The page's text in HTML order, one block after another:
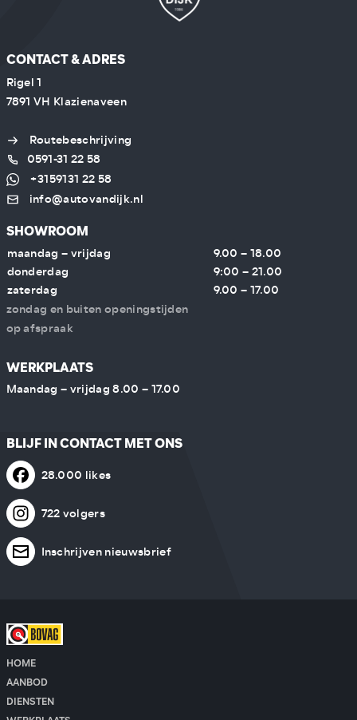
CONTACT & ADRES
Rigel 1
7891 VH Klazienaveen
Routebeschrijving
0591-31 22 58
+3159131 22 58
info@autovandijk.nl
SHOWROOM
maandag – vrijdag
9.00 – 18.00
donderdag
9:00 – 21.00
zaterdag
9.00 – 17.00
zondag en buiten openingstijden
op afspraak
WERKPLAATS
Maandag – vrijdag 8.00 – 17.00
BLIJF IN CONTACT MET ONS
28.000 likes
722 volgers
Inschrijven nieuwsbrief
HOME
AANBOD
DIENSTEN